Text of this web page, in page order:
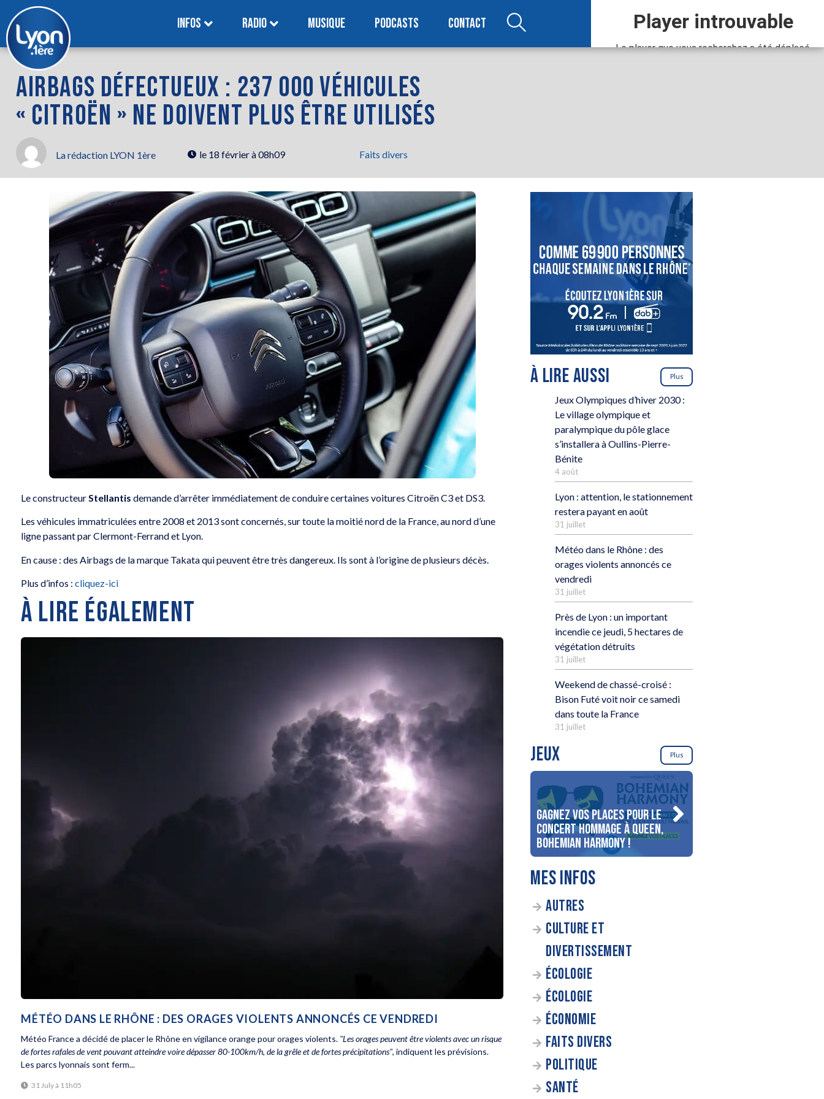
INFOS RADIO MUSIQUE PODCASTS CONTACT
AIRBAGS DÉFECTUEUX : 237 000 VÉHICULES
« CITROËN » NE DOIVENT PLUS ÊTRE UTILISÉS
La rédaction LYON 1ère le 18 février à 08h09 Faits divers
Le constructeurStellantisdemande d’arrêter immédiatement de conduire certaines voitures Citroën C3 et DS3.
Les véhicules immatriculées entre 2008 et 2013 sont concernés, sur toute la moitié nord de la France, au nord d’une
ligne passant par Clermont-Ferrand et Lyon.
En cause : des Airbags de la marque Takata qui peuvent être très dangereux. Ils sont à l’origine de plusieurs décès.
Plus d’infos :cliquez-ici
À LIRE ÉGALEMENT
MÉTÉO DANS LE RHÔNE : DES ORAGES VIOLENTS ANNONCÉS CE VENDREDI
Météo France a décidé de placer le Rhône en vigilance orange pour orages violents. "Les orages peuvent être violents avec un risque
de fortes rafales de vent pouvant atteindre voire dépasser 80-100km/h, de la grêle et de fortes précipitations", indiquent les prévisions.
Les parcs lyonnais sont ferm...
31 July à 11h05
À LIRE AUSSI Plus
Jeux Olympiques d’hiver 2030 :
Le village olympique et
paralympique du pôle glace
s’installera à Oullins-Pierre-
Bénite
4 août
Lyon : attention, le stationnement
restera payant en août
31 juillet
Météo dans le Rhône : des
orages violents annoncés ce
vendredi
31 juillet
Près de Lyon : un important
incendie ce jeudi, 5 hectares de
végétation détruits
31 juillet
Weekend de chassé-croisé :
Bison Futé voit noir ce samedi
dans toute la France
31 juillet
JEUX Plus
Gagnez vos places pour le
concert Hommage à Queen,
Bohemian Harmony !
MES INFOS
AUTRES
CULTURE ET
DIVERTISSEMENT
ÉCOLOGIE
ÉCOLOGIE
ÉCONOMIE
FAITS DIVERS
POLITIQUE
SANTÉ